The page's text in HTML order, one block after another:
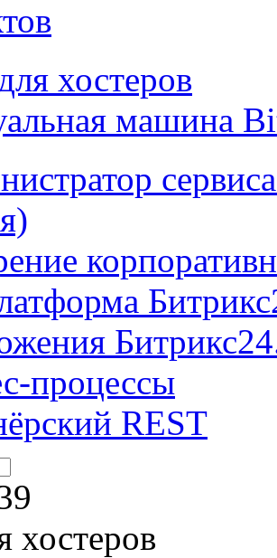
хостеров
машина
процессы
REST
хостеров